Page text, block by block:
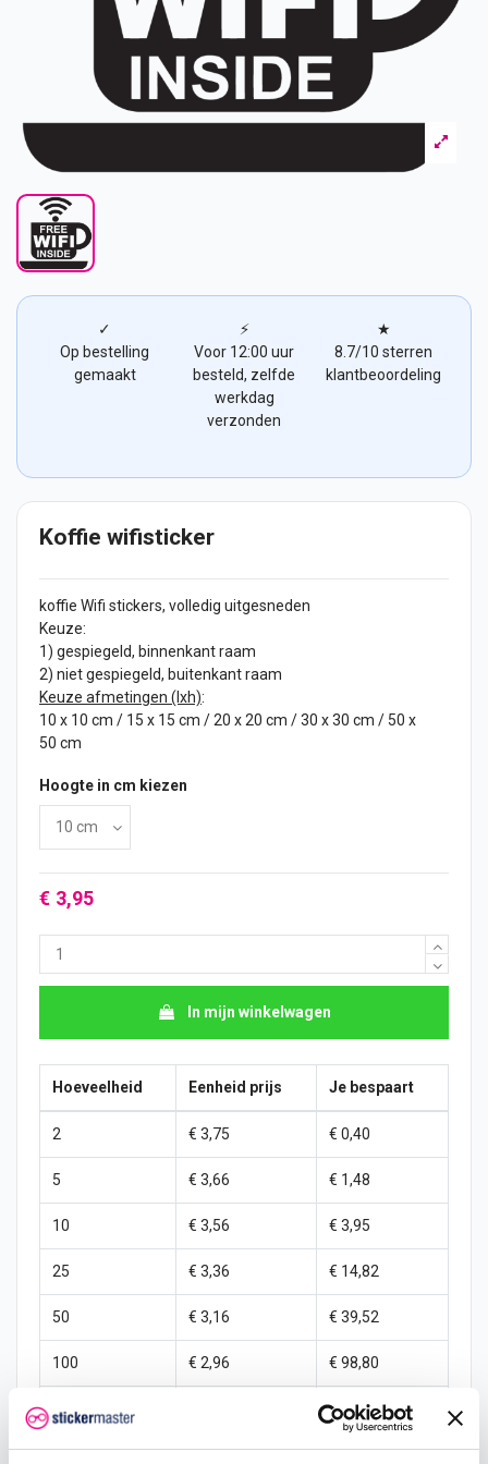
✓
Op bestelling
gemaakt
⚡
Voor 12:00 uur
besteld, zelfde
werkdag
verzonden
★
8.7/10 sterren
klantbeoordeling
Koffie wifisticker
koffie Wifi stickers, volledig uitgesneden
Keuze:
1) gespiegeld, binnenkant raam
2) niet gespiegeld, buitenkant raam
Keuze afmetingen (lxh):
10 x 10 cm / 15 x 15 cm / 20 x 20 cm / 30 x 30 cm / 50 x
50 cm
Hoogte in cm kiezen
€ 3,95
In mijn winkelwagen
Hoeveelheid Eenheid prijs Je bespaart
2 € 3,75 € 0,40
5 € 3,66 € 1,48
10 € 3,56 € 3,95
25 € 3,36 € 14,82
50 € 3,16 € 39,52
100 € 2,96 € 98,80
250 € 296,41
500 € 2,37 € 790,43